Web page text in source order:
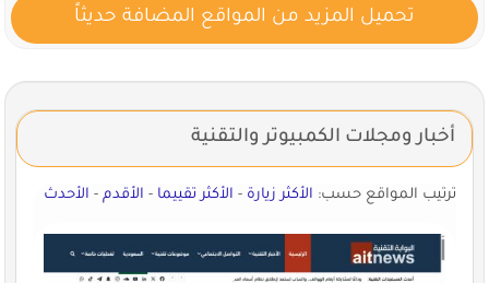
تحميل المزيد من المواقع المضافة حديثاً
أخبار ومجلات الكمبيوتر والتقنية
ترتيب المواقع حسب: الأكثر زيارة-الأكثر تقييما-الأقدم-الأحدث